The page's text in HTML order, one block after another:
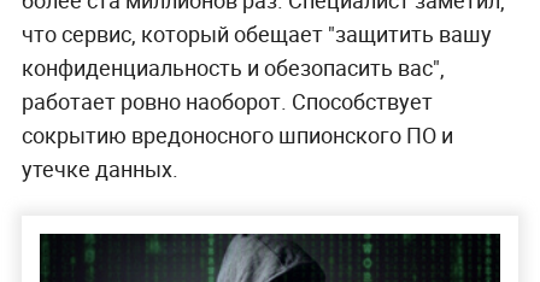
что сервис, который обещает "защитить вашу
конфиденциальность и обезопасить вас",
работает ровно наоборот. Способствует
сокрытию вредоносного шпионского ПО и
утечке данных.